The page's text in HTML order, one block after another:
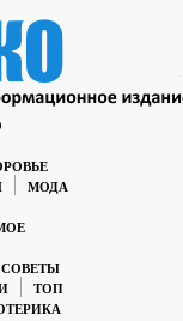
МОДА
СОВЕТЫ
ТОП